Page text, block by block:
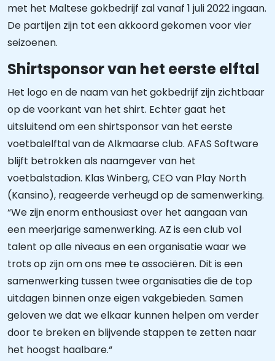
met het Maltese gokbedrijf zal vanaf 1 juli 2022 ingaan.
De partijen zijn tot een akkoord gekomen voor vier
seizoenen.
Shirtsponsor van het eerste elftal
Het logo en de naam van het gokbedrijf zijn zichtbaar
op de voorkant van het shirt. Echter gaat het
uitsluitend om een shirtsponsor van het eerste
voetbalelftal van de Alkmaarse club. AFAS Software
blijft betrokken als naamgever van het
voetbalstadion. Klas Winberg, CEO van Play North
(Kansino), reageerde verheugd op de samenwerking.
“We zijn enorm enthousiast over het aangaan van
een meerjarige samenwerking. AZ is een club vol
talent op alle niveaus en een organisatie waar we
trots op zijn om ons mee te associëren. Dit is een
samenwerking tussen twee organisaties die de top
uitdagen binnen onze eigen vakgebieden. Samen
geloven we dat we elkaar kunnen helpen om verder
door te breken en blijvende stappen te zetten naar
het hoogst haalbare.“